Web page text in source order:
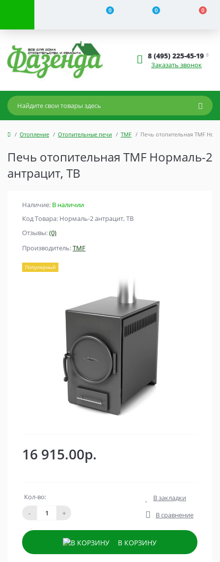
0 0 0
8 (495) 225-45-19
Заказать звонок
Отопление Отопительные печи TMF Печь отопительная TMF
Печь отопительная TMF Нормаль-2
антрацит, ТВ
Наличие: В наличии
Код Товара: Нормаль-2 антрацит, ТВ
Отзывы:(0)
Производитель:TMF
Популярный
16 915.00р.
Кол-во:
-
+
В закладки
В сравнение
В КОРЗИНУ